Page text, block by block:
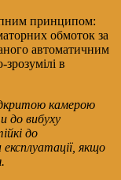
принципом:
обмоток за
автоматичним
в
камерою
до вибуху
до
якщо